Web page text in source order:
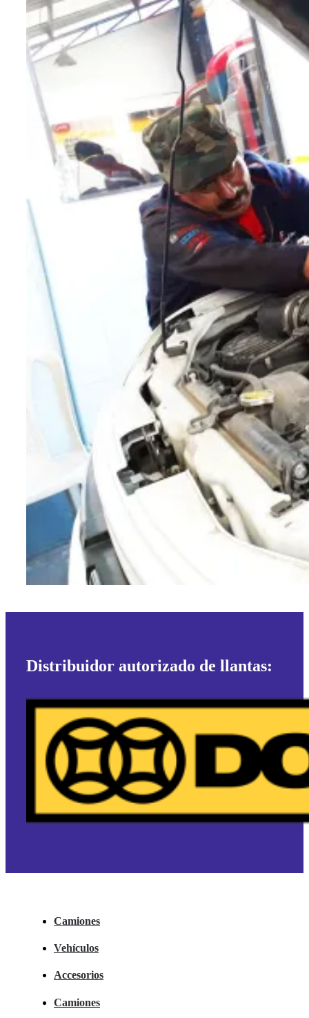
Distribuidor autorizado de llantas:
Camiones
Vehículos
Accesorios
Camiones